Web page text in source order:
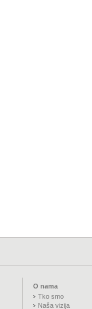
O nama
Tko smo
Naša vizija